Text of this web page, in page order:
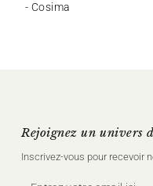
- Cosima
Rejoignez un univers
Inscrivez‑vous pour recevoir
Entrez